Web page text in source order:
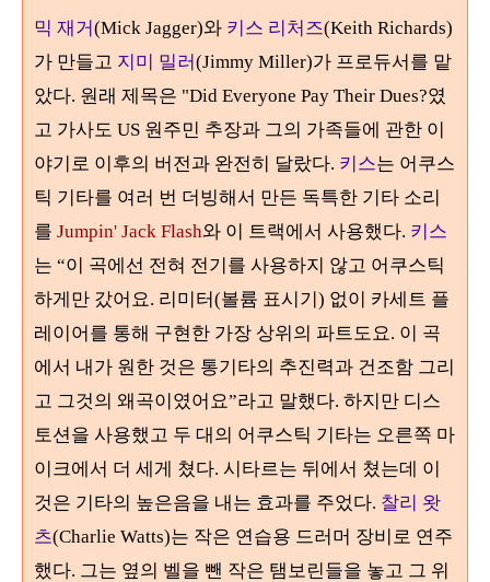
믹 재거(Mick Jagger)와 키스 리처즈(Keith Richards)
가 만들고 지미 밀러(Jimmy Miller)가 프로듀서를 맡
았다. 원래 제목은 "Did Everyone Pay Their Dues?였
고 가사도 US 원주민 추장과 그의 가족들에 관한 이
야기로 이후의 버전과 완전히 달랐다. 키스는 어쿠스
틱 기타를 여러 번 더빙해서 만든 독특한 기타 소리
를 Jumpin' Jack Flash와 이 트랙에서 사용했다. 키스
는 “이 곡에선 전혀 전기를 사용하지 않고 어쿠스틱
하게만 갔어요. 리미터(볼륨 표시기) 없이 카세트 플
레이어를 통해 구현한 가장 상위의 파트도요. 이 곡
에서 내가 원한 것은 통기타의 추진력과 건조함 그리
고 그것의 왜곡이였어요”라고 말했다. 하지만 디스
토션을 사용했고 두 대의 어쿠스틱 기타는 오른쪽 마
이크에서 더 세게 쳤다. 시타르는 뒤에서 쳤는데 이
것은 기타의 높은음을 내는 효과를 주었다. 찰리 왓
츠(Charlie Watts)는 작은 연습용 드러머 장비로 연주
했다. 그는 옆의 벨을 뺀 작은 탬보린들을 놓고 그 위